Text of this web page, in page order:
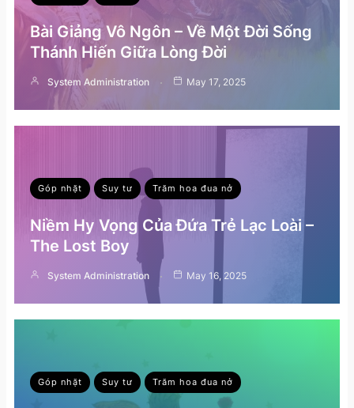
Bài Giảng Vô Ngôn – Về Một Đời Sống
Thánh Hiến Giữa Lòng Đời
System Administration May 17, 2025
Góp nhặt Suy tư Trăm hoa đua nở
Niềm Hy Vọng Của Đứa Trẻ Lạc Loài –
The Lost Boy
System Administration May 16, 2025
Góp nhặt Suy tư Trăm hoa đua nở